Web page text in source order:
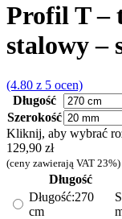
Profil T –
stalowy –
(4.80 z 5 ocen)
Długość
Szerokość
Kliknij, aby wybrać
129,90 zł
(ceny zawierają VAT 23%)
Długość
Długość:270
cm